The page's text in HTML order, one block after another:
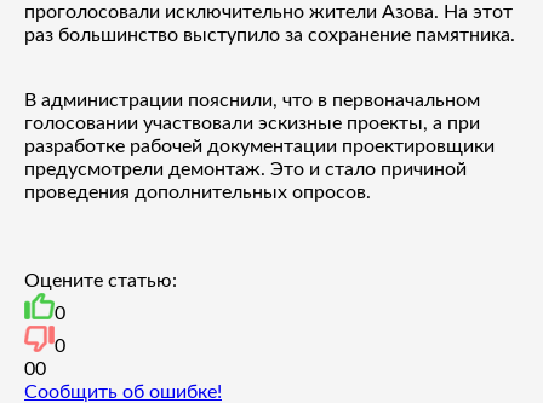
проголосовали исключительно жители Азова. На этот
раз большинство выступило за сохранение памятника.
В администрации пояснили, что в первоначальном
голосовании участвовали эскизные проекты, а при
разработке рабочей документации проектировщики
предусмотрели демонтаж. Это и стало причиной
проведения дополнительных опросов.
Оцените статью:
0
0
00
Сообщить об ошибке!